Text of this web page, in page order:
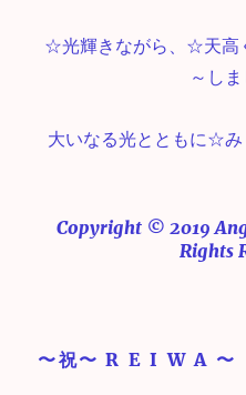
☆光輝きながら、☆天
～し
大いなる光とともに☆
Copyright © 2019
Rights
〜祝〜 R E I W A 〜